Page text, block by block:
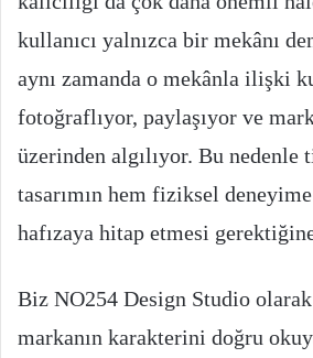
kullanıcı yalnızca bir mekânı
aynı zamanda o mekânla ilişki
fotoğraflıyor, paylaşıyor ve
üzerinden algılıyor. Bu
tasarımın hem fiziksel
hafızaya hitap etmesi
Biz NO254 Design Studio
markanın karakterini doğru